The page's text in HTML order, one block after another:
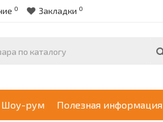
0 Закладки 0
Шоу-рум Полезная информация